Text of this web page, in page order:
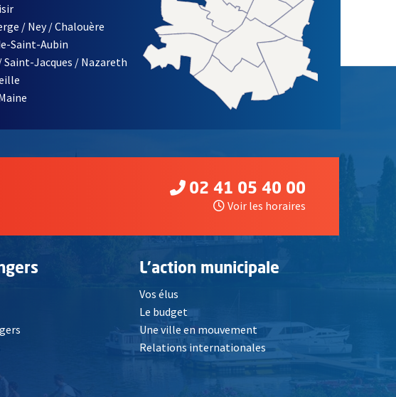
/ Ney / Chalouère
Saint-Aubin
Saint-Jacques / Nazareth
02 41 05 40 00
Voir les horaires
L'action municipale
Vos élus
Le budget
Une ville en mouvement
Relations internationales